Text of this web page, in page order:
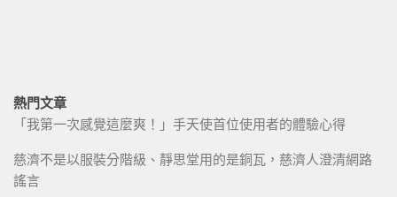
熱門文章
「我第一次感覺這麼爽！」手天使首位使用者的體驗心得
慈濟不是以服裝分階級、靜思堂用的是銅瓦，慈濟人澄清網路
謠言